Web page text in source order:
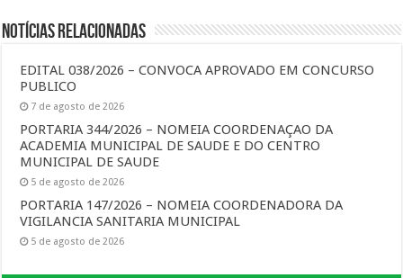
Notícias Relacionadas
EDITAL 038/2026 – CONVOCA APROVADO EM CONCURSO
PUBLICO
7 de agosto de 2026
PORTARIA 344/2026 – NOMEIA COORDENAÇAO DA
ACADEMIA MUNICIPAL DE SAUDE E DO CENTRO
MUNICIPAL DE SAUDE
5 de agosto de 2026
PORTARIA 147/2026 – NOMEIA COORDENADORA DA
VIGILANCIA SANITARIA MUNICIPAL
5 de agosto de 2026